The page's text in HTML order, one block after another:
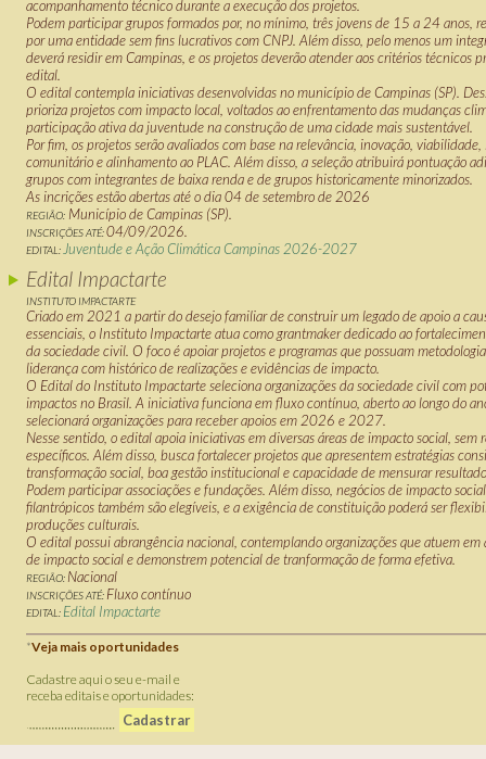
acompanhamento técnico durante a execução dos projetos.
Podem participar grupos formados por, no mínimo, três jovens de 15 a 24 anos,
por uma entidade sem fins lucrativos com CNPJ. Além disso, pelo menos um
deverá residir em Campinas, e os projetos deverão atender aos critérios técnicos
edital.
O edital contempla iniciativas desenvolvidas no município de Campinas (SP).
prioriza projetos com impacto local, voltados ao enfrentamento das mudanças
participação ativa da juventude na construção de uma cidade mais sustentável.
Por fim, os projetos serão avaliados com base na relevância, inovação,
comunitário e alinhamento ao PLAC. Além disso, a seleção atribuirá pontuação
grupos com integrantes de baixa renda e de grupos historicamente minorizados.
As incrições estão abertas até o dia 04 de setembro de 2026
REGIÃO: Município de Campinas (SP).
INSCRIÇÕES ATÉ:04/09/2026.
EDITAL: Juventude e Ação Climática Campinas 2026-2027
Edital Impactarte
INSTITUTO IMPACTARTE
Criado em 2021 a partir do desejo familiar de construir um legado de apoio a
essenciais, o Instituto Impactarte atua comograntmakerdedicado ao
da sociedade civil. O foco é apoiar projetos e programas que possuam
liderança com histórico de realizações e evidências de impacto.
O Edital do Instituto Impactarte seleciona organizações da sociedade civil com
impactos no Brasil. A iniciativa funciona em fluxo contínuo, aberto ao longo do
selecionará organizações para receber apoios em 2026 e 2027.
Nesse sentido, o edital apoia iniciativas em diversas áreas de impacto social, sem
específicos. Além disso, busca fortalecer projetos que apresentem estratégias
transformação social, boa gestão institucional e capacidade de mensurar
Podem participar associações e fundações. Além disso, negócios de impacto
filantrópicos também são elegíveis, e a exigência de constituição poderá ser
produções culturais.
O edital possui abrangência nacional, contemplando organizações que atuem em
de impacto social e demonstrem potencial de tranformação de forma efetiva.
REGIÃO: Nacional
INSCRIÇÕES ATÉ: Fluxo contínuo
EDITAL: Edital Impactarte
*Veja mais oportunidades
Cadastre aqui o seu e-mail e
receba editais e oportunidades: